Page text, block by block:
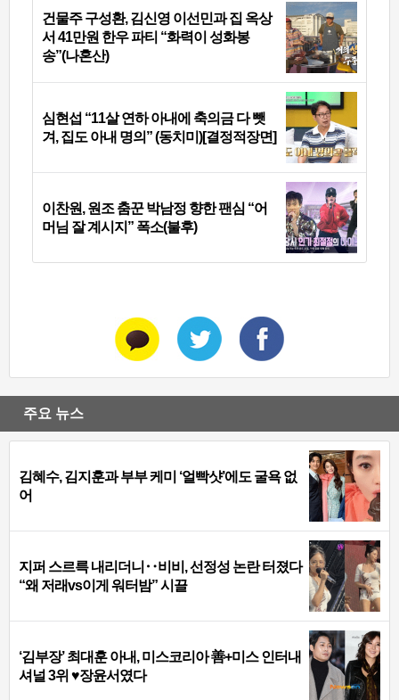
건물주 구성환, 김신영 이선민과 집 옥상
서 41만원 한우 파티 “화력이 성화봉
송”(나혼산)
심현섭 “11살 연하 아내에 축의금 다 뺏
겨, 집도 아내 명의” (동치미)[결정적장면]
이찬원, 원조 춤꾼 박남정 향한 팬심 “어
머님 잘 계시지” 폭소(불후)
주요 뉴스
김혜수, 김지훈과 부부 케미 ‘얼빡샷’에도 굴욕 없
어
지퍼 스르륵 내리더니‥비비, 선정성 논란 터졌다
“왜 저래vs이게 워터밤” 시끌
‘김부장’ 최대훈 아내, 미스코리아 善+미스 인터내
셔널 3위 ♥장윤서였다